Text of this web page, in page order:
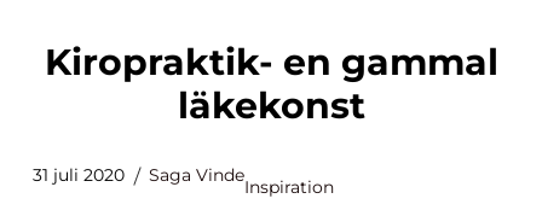
Kiropraktik- en gammal
läkekonst
31 juli 2020 Saga Vinde
Inspiration